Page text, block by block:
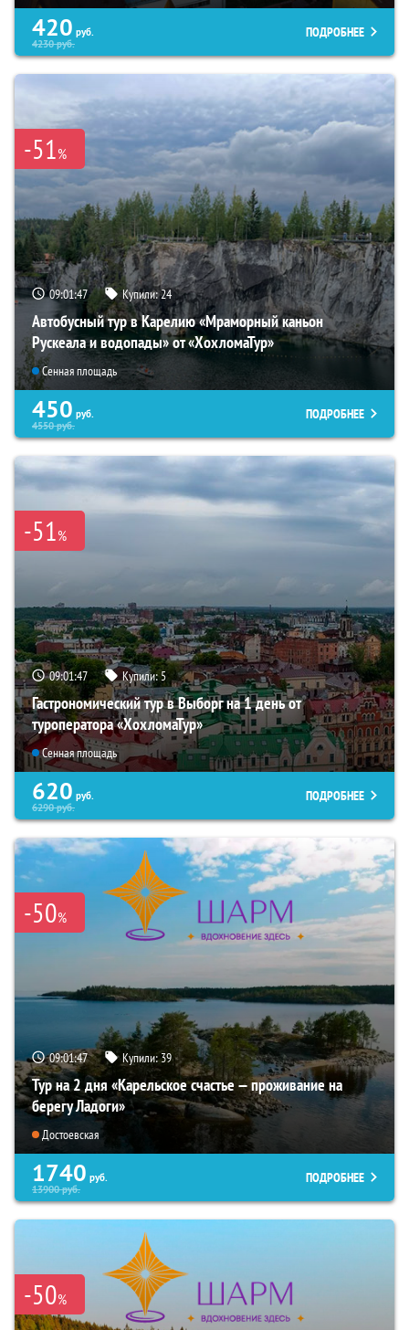
420 руб.
4230руб.
ПОДРОБНЕЕ
-51%
09:01:46 Купили:24
Автобусный тур в Карелию «Мраморный каньон
Рускеала и водопады» от «ХохломаТур»
Сенная площадь
450 руб.
4550руб.
ПОДРОБНЕЕ
-51%
09:01:46 Купили:5
Гастрономический тур в Выборг на 1 день от
туроператора «ХохломаТур»
Сенная площадь
620 руб.
6290руб.
ПОДРОБНЕЕ
-50%
09:01:46 Купили:39
Тур на 2 дня «Карельское счастье — проживание на
берегу Ладоги»
Достоевская
1740 руб.
13900руб.
ПОДРОБНЕЕ
-50%